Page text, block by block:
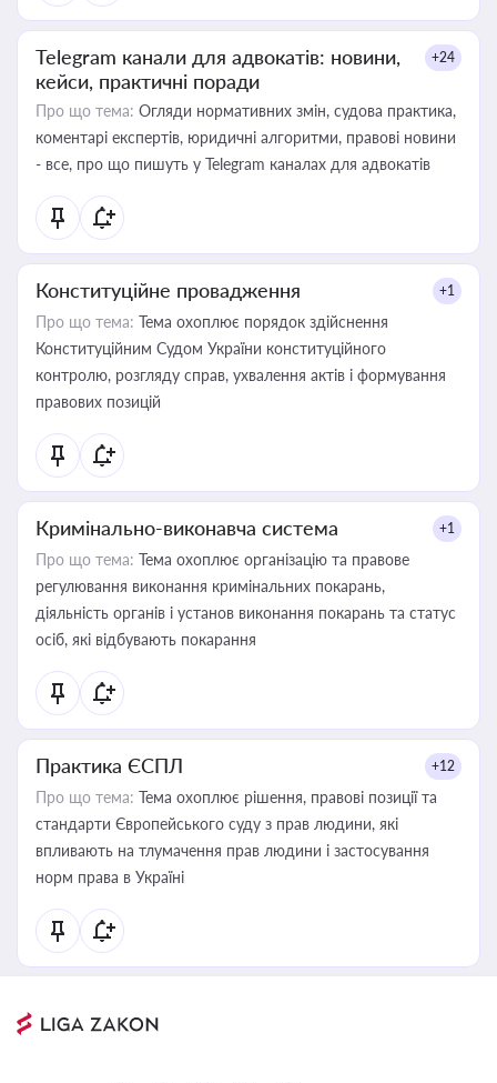
Telegram канали для адвокатів: новини,
кейси, практичні поради
+24
Про що тема: Огляди нормативних змін, судова практика,
коментарі експертів, юридичні алгоритми, правові новини
- все, про що пишуть у Telegram каналах для адвокатів
Конституційне провадження +1
Про що тема: Тема охоплює порядок здійснення
Конституційним Судом України конституційного
контролю, розгляду справ, ухвалення актів і формування
правових позицій
Кримінально-виконавча система +1
Про що тема: Тема охоплює організацію та правове
регулювання виконання кримінальних покарань,
діяльність органів і установ виконання покарань та статус
осіб, які відбувають покарання
Практика ЄСПЛ +12
Про що тема: Тема охоплює рішення, правові позиції та
стандарти Європейського суду з прав людини, які
впливають на тлумачення прав людини і застосування
норм права в Україні